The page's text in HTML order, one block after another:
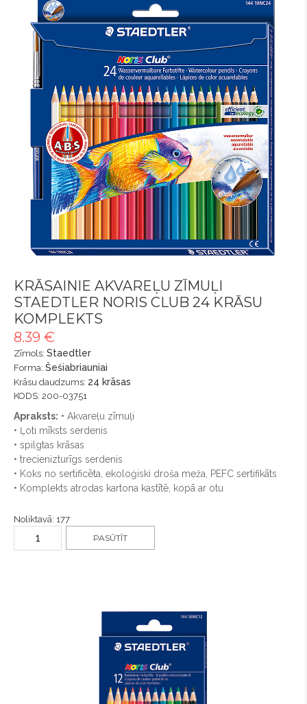
KRĀSAINIE AKVAREĻU ZĪMUĻI
STAEDTLER NORIS CLUB 24 KRĀSU
KOMPLEKTS
8.39 €
Zīmols: Staedtler
Forma: Šešiabriauniai
Krāsu daudzums: 24 krāsas
KODS: 200-03751
Apraksts: • Akvareļu zīmuļi
• Ļoti mīksts serdenis
• spilgtas krāsas
• trecienizturīgs serdenis
• Koks no sertificēta, ekoloģiski droša meža, PEFC sertifikāts
• Komplekts atrodas kartona kastītē, kopā ar otu
Noliktavā: 177
PASŪTĪT